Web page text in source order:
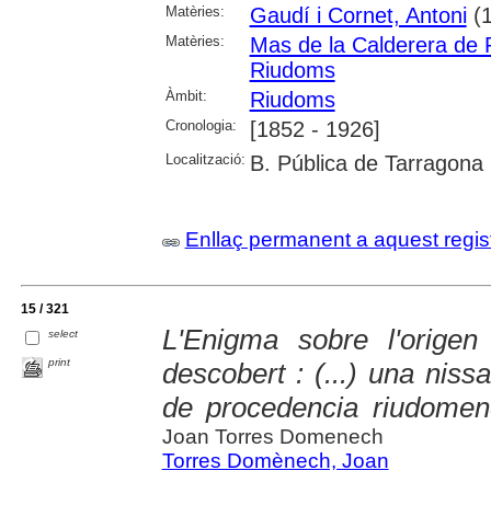
Matèries:
Gaudí i Cornet, Antoni
Matèries:
Mas de la Calderera de
Riudoms
Àmbit: Riudoms
Cronologia: [1852 - 1926]
Localització: B. Pública de Tarragona
Enllaç permanent a aquest
15 / 321
select
print
L'Enigma sobre
descobert : (...) una
de procedencia
Joan Torres Domenech
Torres Domènech, Joan